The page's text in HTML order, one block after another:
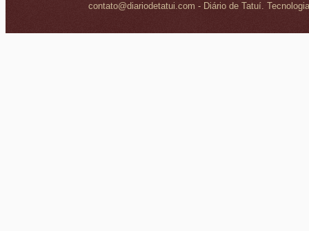
contato@diariodetatui.com - Diário de Tatuí.